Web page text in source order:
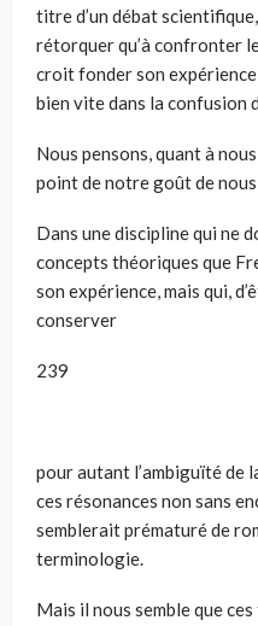
titre d’un débat
rétorquer qu’à confronter
croit fonder son
bien vite dans la confusion
Nous pensons, quant à
point de notre goût de
Dans une discipline qui ne
concepts théoriques que
son expérience, mais qui,
conserver
239
pour autant l’ambiguïté de
ces résonances non sans
semblerait prématuré de
terminologie.
Mais il nous semble que